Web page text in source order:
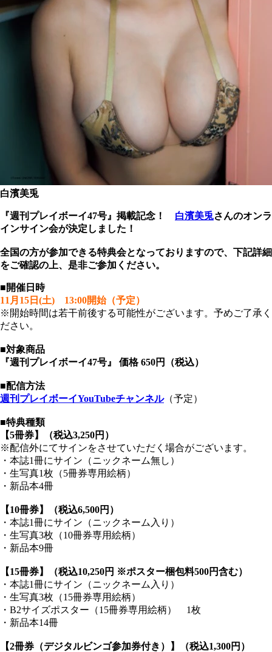
白濱美兎
『週刊プレイボーイ47号』掲載記念！ 白濱美兎さんのオンラ
インサイン会が決定しました！
全国の方が参加できる特典会となっておりますので、下記詳細
をご確認の上、是非ご参加ください。
■開催日時
11月15日(土) 13:00開始（予定）
※開始時間は若干前後する可能性がございます。予めご了承く
ださい。
■対象商品
『週刊プレイボーイ47号』 価格 650円（税込）
■配信方法
週刊プレイボーイYouTubeチャンネル（予定）
■特典種類
【5冊券】（税込3,250円）
※配信外にてサインをさせていただく場合がございます。
・本誌1冊にサイン（ニックネーム無し）
・生写真1枚（5冊券専用絵柄）
・新品本4冊
【10冊券】（税込6,500円）
・本誌1冊にサイン（ニックネーム入り）
・生写真3枚（10冊券専用絵柄）
・新品本9冊
【15冊券】（税込10,250円 ※ポスター梱包料500円含む）
・本誌1冊にサイン（ニックネーム入り）
・生写真3枚（15冊券専用絵柄）
・B2サイズポスター（15冊券専用絵柄） 1枚
・新品本14冊
【2冊券（デジタルビンゴ参加券付き）】（税込1,300円）